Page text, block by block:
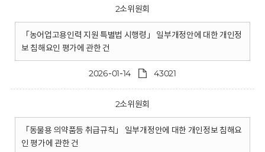
2소위원회
「농어업고용인력 지원 특별법 시행령」 일부개정안에 대한 개인정
보 침해요인 평가에 관한 건
2026-01-14 43021
2소위원회
「동물용 의약품등 취급규칙」 일부개정안에 대한 개인정보 침해요
인 평가에 관한 건